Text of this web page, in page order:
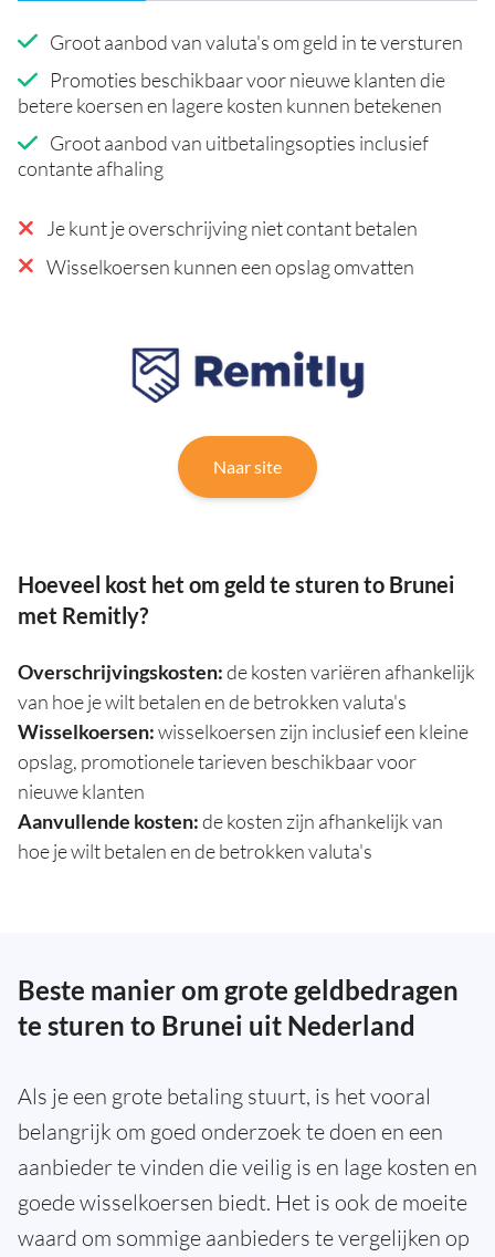
Groot aanbod van valuta's om geld in te versturen
Promoties beschikbaar voor nieuwe klanten die
betere koersen en lagere kosten kunnen betekenen
Groot aanbod van uitbetalingsopties inclusief
contante afhaling
Je kunt je overschrijving niet contant betalen
Wisselkoersen kunnen een opslag omvatten
Naar site
Hoeveel kost het om geld te sturen to Brunei
met Remitly?
Overschrijvingskosten:de kosten variëren afhankelijk
van hoe je wilt betalen en de betrokken valuta's
Wisselkoersen:wisselkoersen zijn inclusief een kleine
opslag, promotionele tarieven beschikbaar voor
nieuwe klanten
Aanvullende kosten:de kosten zijn afhankelijk van
hoe je wilt betalen en de betrokken valuta's
Beste manier om grote geldbedragen
te sturen to Brunei uit Nederland
Als je een grote betaling stuurt, is het vooral
belangrijk om goed onderzoek te doen en een
aanbieder te vinden die veilig is en lage kosten en
goede wisselkoersen biedt. Het is ook de moeite
waard om sommige aanbieders te vergelijken op